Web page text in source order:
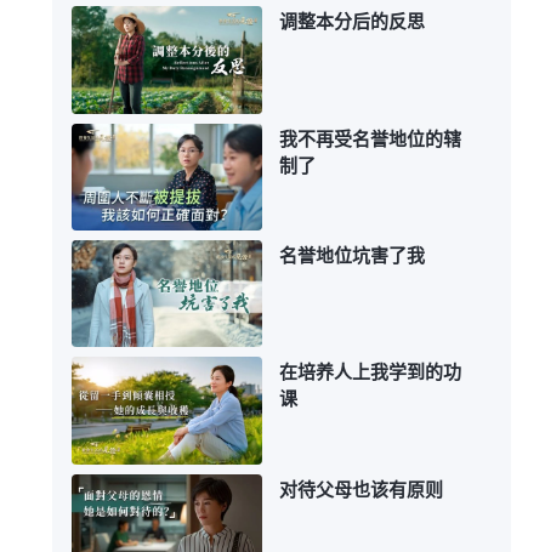
调整本分后的反思
我不再受名誉地位的辖
制了
名誉地位坑害了我
在培养人上我学到的功
课
对待父母也该有原则